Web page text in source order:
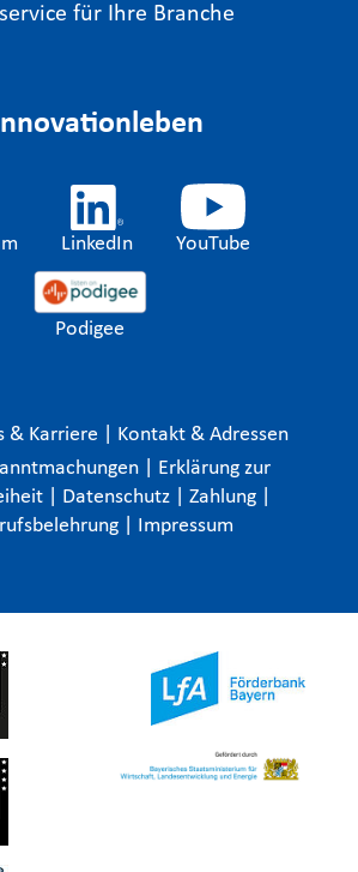
für Ihre Branche
LinkedIn YouTube
Podigee
& Karriere
Kontakt & Adressen
Erklärung zur
Datenschutz Zahlung
Impressum